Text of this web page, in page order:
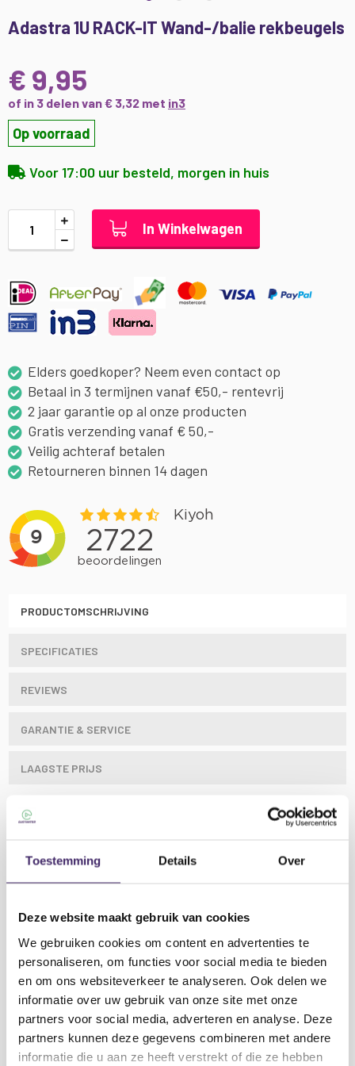
Toestemming Details Over
Deze website maakt gebruik van cookies
We gebruiken cookies om content en advertenties te
personaliseren, om functies voor social media te bieden
en om ons websiteverkeer te analyseren. Ook delen we
informatie over uw gebruik van onze site met onze
partners voor social media, adverteren en analyse. Deze
partners kunnen deze gegevens combineren met andere
informatie die u aan ze heeft verstrekt of die ze hebben
Adastra 1U RACK-IT Wand-/balie rekbeugels
€ 9,95
of in 3 delen van € 3,32 met in3
Op voorraad
Voor 17:00 uur besteld, morgen in huis
In Winkelwagen
Elders goedkoper? Neem even contact op
Betaal in 3 termijnen vanaf €50,- rentevrij
2 jaar garantie op al onze producten
Gratis verzending vanaf € 50,-
Veilig achteraf betalen
Retourneren binnen 14 dagen
naar
begin
van
de
afbeeldingen-
gallerij
PRODUCTOMSCHRIJVING
SPECIFICATIES
REVIEWS
GARANTIE & SERVICE
LAAGSTE PRIJS
verticaal bevestigen van rackapparatuur tegen een
vereenvoudig de installatie van individuele
De RACK-ITs worden per twee geleverd - één voor
elke kant - en een apparaat kan eenvoudig worden
opgehangen aan de bijbehorende rackoren door 485
mm afstand te meten tussen de buitenranden van de
RACK-ITs en deze op horizontale hoogte aan een
muur of ander oppervlak te bevestigen. Schroeven en
pluggen worden meegeleverd voor de bevestiging van
Lees meer